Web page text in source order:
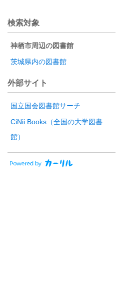
検索対象
神栖市周辺の図書館
茨城県内の図書館
外部サイト
国立国会図書館サーチ
CiNii Books（全国の大学図書
館）